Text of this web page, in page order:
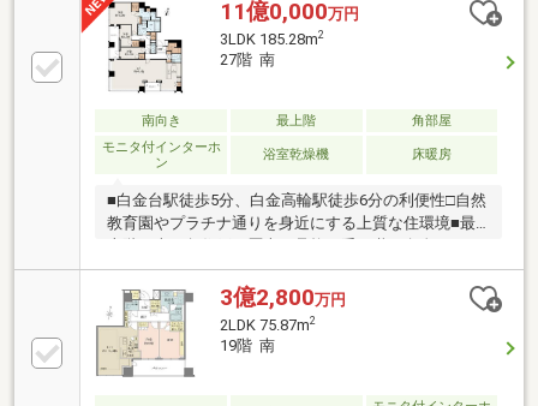
┏┓最上階プレミアムフロア
┗□━━━━━━━━━━━━━━━□3LDK+WIC+SIC□
室内リフォーム実施(2025年10月下旬完了済) ・キッ
チン交換 ・ユニットバス、浴室乾燥機、洗面化粧台
交換 ・建具交換、クロス貼替 ・シーリング交
換 ・フローリング張替 ・ハウスクリーニング
11億0,000万円
3LDK 185.28m2
27階 南
南向き 最上階
角部屋
モニタ付インターホ
ン
浴室乾燥機 床暖房
■白金台駅徒歩5分、白金高輪駅徒歩6分の利便性□自然
教育園やプラチナ通りを身近にする上質な住環境■最
上階・南西角住戸｜歴史と品格を受け継ぐ白金二丁
目、緑と静けさに包まれた住環境｜プラチナ通りや白
金アエルシティ、日常を彩る商業施設が生活圏｜北里
大学病院や東京都庭園美術館、自然教育園を身近にす
るロケーション｜約40.8帖のLDKを中心に、185㎡超な
らではのゆとりある住空間｜最上階・南西角住戸なら
ではの開放感と、四季や時間の移ろいを望む眺望｜三
3億2,800万円
2LDK 75.87m2
19階 南